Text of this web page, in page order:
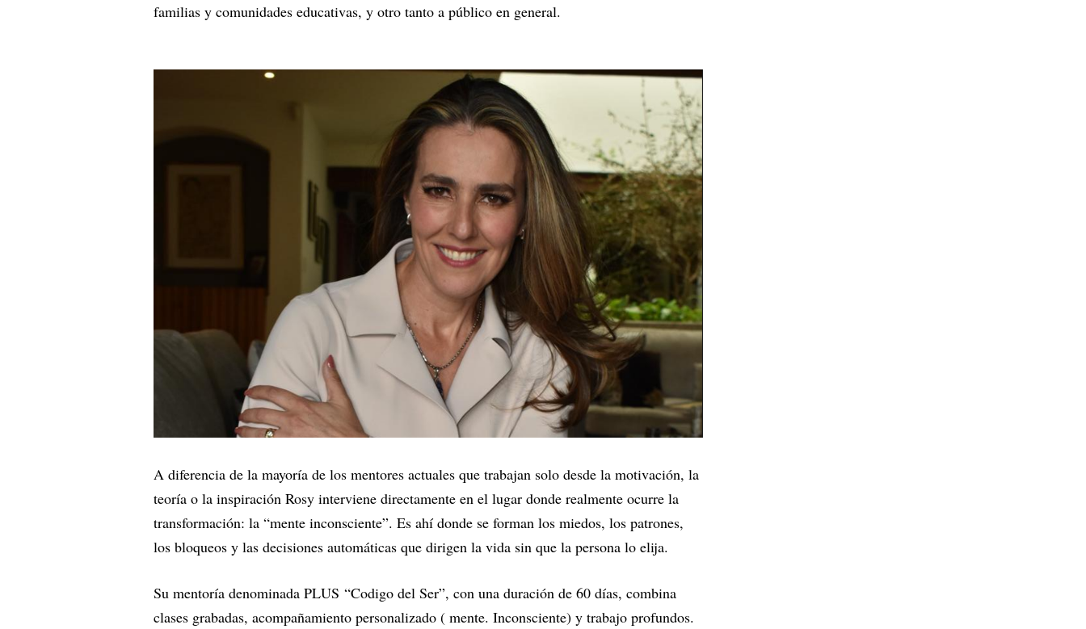
familias y comunidades educativas, y otro tanto a público en general.
A diferencia de la mayoría de los mentores actuales que trabajan solo desde la motivación, la
teoría o la inspiración Rosy interviene directamente en el lugar donde realmente ocurre la
transformación: la “mente inconsciente”. Es ahí donde se forman los miedos, los patrones,
los bloqueos y las decisiones automáticas que dirigen la vida sin que la persona lo elija.
Su mentoría denominada PLUS “Codigo del Ser”, con una duración de 60 días, combina
clases grabadas, acompañamiento personalizado ( mente. Inconsciente) y trabajo profundos.